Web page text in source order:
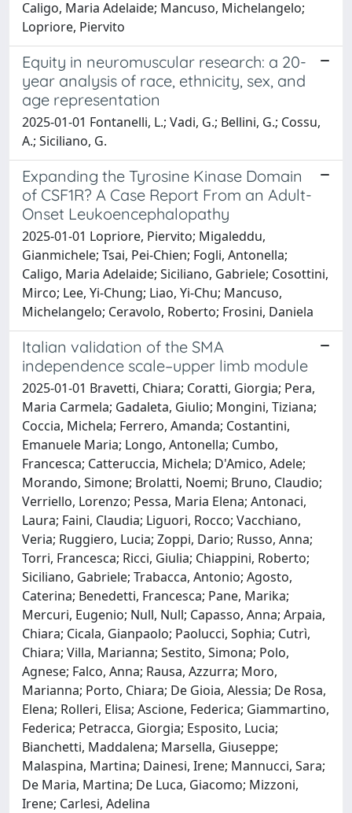
Caligo, Maria Adelaide; Mancuso, Michelangelo;
Lopriore, Piervito
Equity in neuromuscular research: a 20-
year analysis of race, ethnicity, sex, and
age representation
2025-01-01 Fontanelli, L.; Vadi, G.; Bellini, G.; Cossu,
A.; Siciliano, G.
Expanding the Tyrosine Kinase Domain
of CSF1R? A Case Report From an Adult-
Onset Leukoencephalopathy
2025-01-01 Lopriore, Piervito; Migaleddu,
Gianmichele; Tsai, Pei-Chien; Fogli, Antonella;
Caligo, Maria Adelaide; Siciliano, Gabriele; Cosottini,
Mirco; Lee, Yi-Chung; Liao, Yi-Chu; Mancuso,
Michelangelo; Ceravolo, Roberto; Frosini, Daniela
Italian validation of the SMA
independence scale–upper limb module
2025-01-01 Bravetti, Chiara; Coratti, Giorgia; Pera,
Maria Carmela; Gadaleta, Giulio; Mongini, Tiziana;
Coccia, Michela; Ferrero, Amanda; Costantini,
Emanuele Maria; Longo, Antonella; Cumbo,
Francesca; Catteruccia, Michela; D'Amico, Adele;
Morando, Simone; Brolatti, Noemi; Bruno, Claudio;
Verriello, Lorenzo; Pessa, Maria Elena; Antonaci,
Laura; Faini, Claudia; Liguori, Rocco; Vacchiano,
Veria; Ruggiero, Lucia; Zoppi, Dario; Russo, Anna;
Torri, Francesca; Ricci, Giulia; Chiappini, Roberto;
Siciliano, Gabriele; Trabacca, Antonio; Agosto,
Caterina; Benedetti, Francesca; Pane, Marika;
Mercuri, Eugenio; Null, Null; Capasso, Anna; Arpaia,
Chiara; Cicala, Gianpaolo; Paolucci, Sophia; Cutrì,
Chiara; Villa, Marianna; Sestito, Simona; Polo,
Agnese; Falco, Anna; Rausa, Azzurra; Moro,
Marianna; Porto, Chiara; De Gioia, Alessia; De Rosa,
Elena; Rolleri, Elisa; Ascione, Federica; Giammartino,
Federica; Petracca, Giorgia; Esposito, Lucia;
Bianchetti, Maddalena; Marsella, Giuseppe;
Malaspina, Martina; Dainesi, Irene; Mannucci, Sara;
De Maria, Martina; De Luca, Giacomo; Mizzoni,
Irene; Carlesi, Adelina